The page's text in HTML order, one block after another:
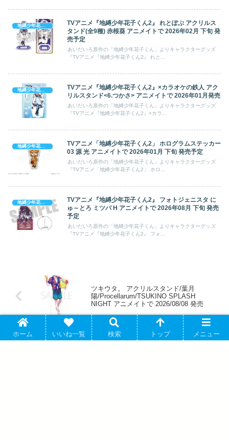
地縛少年花子くん
TVアニメ『地縛少年花子くん2』 れとぽぷ アクリルス
タンド(全9種) 赤根葵 アニメイトで 2026年02月 下旬 発
売予定
あいだいろ原作の「地縛少年花子くん」よりキャラクターグッズ
『TVアニメ『地縛少年花子くん2』 れと...
地縛少年花子くん
TVアニメ『地縛少年花子くん2』×カラオケの鉄人 アク
リルスタンド<6.つかさ> アニメイトで 2026年01月発売
あいだいろ原作の「地縛少年花子くん」よりキャラクターグッズ
『TVアニメ『地縛少年花子くん2』×カラ...
TVアニメ「地縛少年花子くん2」 ホログラムステッカー
03 源 光 アニメイトで 2026年01月 下旬 発売予定
あいだいろ原作の「地縛少年花子くん」よりキャラクターグッズ
『TVアニメ「地縛少年花子くん2」 ホロ...
TVアニメ『地縛少年花子くん2』 フォトジェニスタ に
ゅ～とろ ミツバ H アニメイトで 2026年08月 下旬 発売
予定
あいだいろ原作の「地縛少年花子くん」よりキャラクターグッズ
『TVアニメ『地縛少年花子くん2』 フォ...
ツキウタ。 アクリルスタンド/葉月
陽/Procellarum/TSUKINO SPLASH
NIGHT アニメイトで 2026/08/08 発売
ゴールデンカムイ どうぶつフォーゼ-はら
ホーム いいね一覧 検索 トップ メニュー